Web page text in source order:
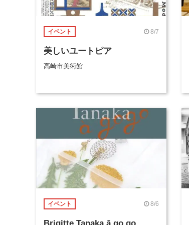
イベント 8/7
美しいユートピア
高崎市美術館
イベント 8/6